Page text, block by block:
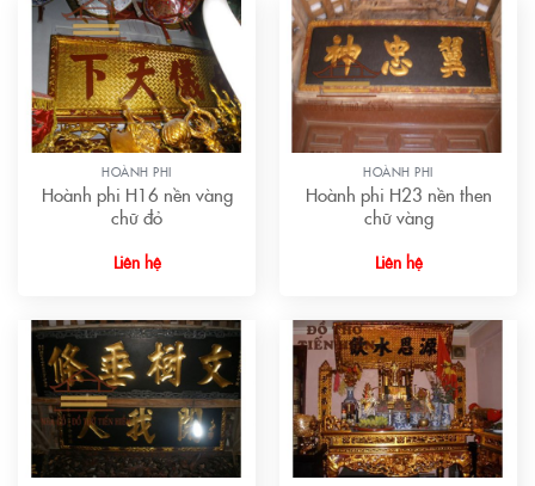
HOÀNH PHI
Hoành phi H16 nền vàng
chữ đỏ
Liên hệ
HOÀNH PHI
Hoành phi H23 nền then
chữ vàng
Liên hệ